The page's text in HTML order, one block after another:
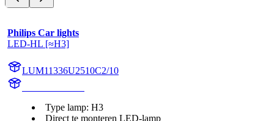
Philips Car lights
LED-HL [≈H3]
LUM11336U2510C2/10
Type lamp: H3
Direct te monteren LED-lamp